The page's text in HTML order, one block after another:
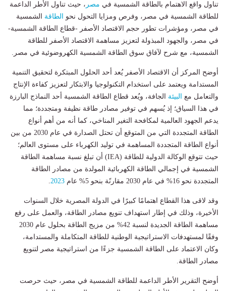
تناول واقع الاهتمام بالطاقة الشمسية في مصر ، حيث تناول الأطر الداعمة
للطاقة الشمسية في مصر، وفرص ومزايا التحول نحو
الطاقة الشمسية
في مصر، ومؤشرات تطور حجم الاقتصاد الأصفر -قطاع الطاقة الشمسية-
في مصر، والجهود المبذولة لتعزيز مساهمة الاقتصاد الأصفر للطاقة
الشمسية، مع شرح لآفاق سوق الطاقة الشمسية الكهروضوئية في مصر.
أوضح المركز أن الاقتصاد الأصفر يُعد أحد الحلول المبتكرة لتحقيق التنمية
المستدامة ويعتمد على استخدام التكنولوجيا والابتكار لتعزيز كفاءة الإنتاج
والتعامل مع
البيئة الجافة، ويُعد قطاع الطاقة الشمسية أحد النماذج البارزة
في هذا السياق؛ إذ يُسهم في توفير مصادر طاقة نظيفة ومتجددة؛ مما
يدعم الجهود العالمية لمكافحة التغير المناخي، كما أنه من أهم أنواع
الطاقة المتجددة التي من المتوقع أن تحتل الصدارة في عام 2030 من بين
أنواع الطاقة المتجددة المساهمة في توليد الكهرباء على مستوى العالم؛
حيث تتوقع الوكالة الدولية للطاقة (IEA) أن تبلغ نسبة مساهمة الطاقة
الشمسية في إجمالي الطاقة الكهربائية المولدة من مصادر الطاقة
المتجددة نحو 16% في عام 2030 مقارنًة بنحو 5% عام
2023
وقد لاقى هذا القطاع اهتمامًا كبيرًا في الدولة المصرية خلال السنوات
الأخيرة، وذلك في إطار استهداف تنويع مصادر الطاقة، والعمل على رفع
مساهمة الطاقة الجديدة لنسبة 42% من مزيج الطاقة بحلول عام 2030
وفقًا لمستهدفات الاستراتيجية الوطنية للطاقة المتكاملة والمستدامة،
وكان الاعتماد على الطاقة الشمسية جزءًا من استراتيجية مصر لتنويع
مصادر الطاقة.
أوضح التقرير الأطر الداعمة للطاقة الشمسية في مصر، حيث حرصت